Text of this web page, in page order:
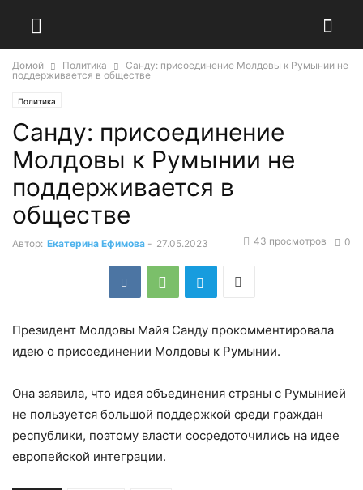
Домой Политика
Санду: присоединение Молдовы к Румынии не
поддерживается в обществе
Политика
Санду: присоединение
Молдовы к Румынии не
поддерживается в
обществе
Автор: Екатерина Ефимова - 27.05.2023 0
43 просмотров
Президент Молдовы Майя Санду прокомментировала
идею о присоединении Молдовы к Румынии.
Она заявила, что идея объединения страны с Румынией
не пользуется большой поддержкой среди граждан
республики, поэтому власти сосредоточились на идее
европейской интеграции.